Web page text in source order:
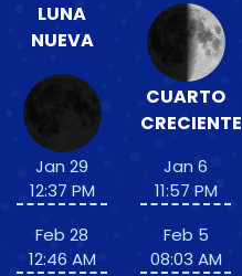
LUNA
NUEVA
Jan 29
12:37 PM
Feb 28
12:46 AM
CUARTO
CRECIENTE
Jan 6
11:57 PM
Feb 5
08:03 AM